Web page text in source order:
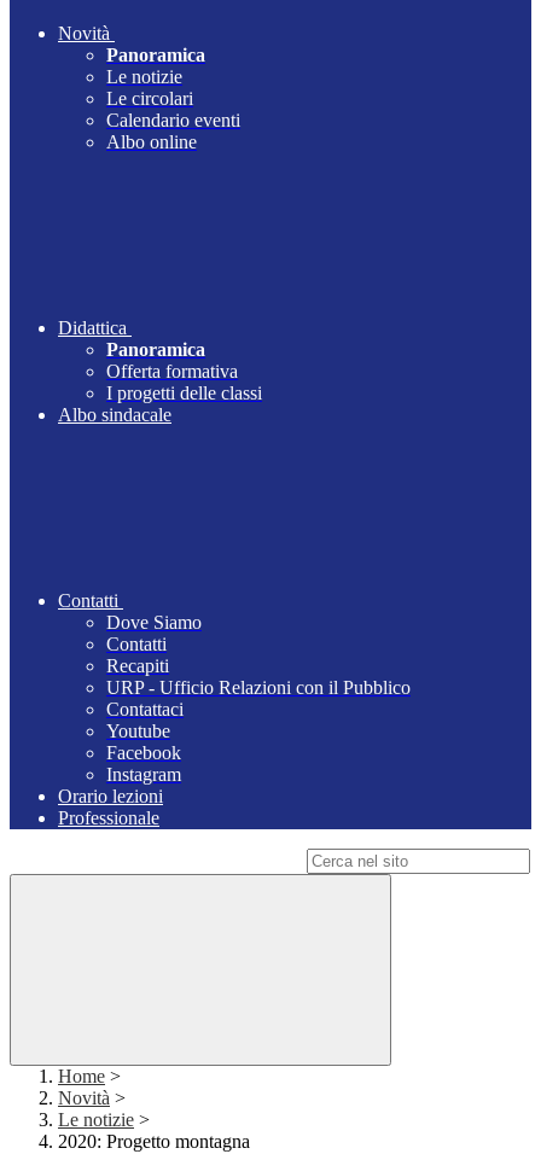
Novità
Panoramica
Le notizie
Le circolari
Calendario eventi
Albo online
Didattica
Panoramica
Offerta formativa
I progetti delle classi
Albo sindacale
Contatti
Dove Siamo
Contatti
Recapiti
URP - Ufficio Relazioni con il Pubblico
Contattaci
Youtube
Facebook
Instagram
Orario lezioni
Professionale
Home >
Novità >
Le notizie >
2020: Progetto montagna